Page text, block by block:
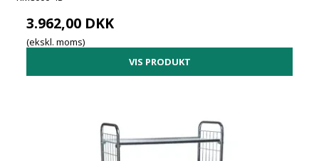
3.962,00 DKK
(ekskl. moms)
VIS PRODUKT